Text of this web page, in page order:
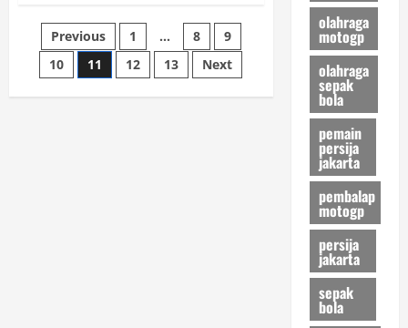
Skuad
Garuda,
Evan
Soumilena
Berpotensi
Bela
Posts
pagination
Previous 1 … 8
9
10
11 12 13 Next
olahraga
motogp
olahraga
sepak
bola
pemain
persija
jakarta
pembalap
motogp
persija
jakarta
sepak
bola